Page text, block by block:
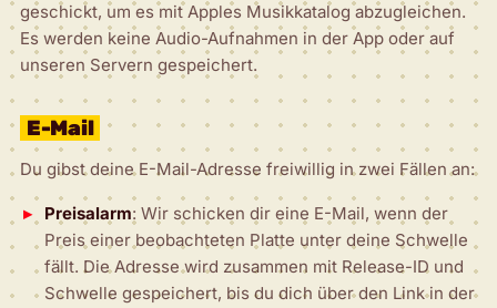
geschickt, um es mit Apples Musikkatalog abzugleichen.
Es werden keine Audio-Aufnahmen in der App oder auf
unseren Servern gespeichert.
E-Mail
Du gibst deine E-Mail-Adresse freiwillig in zwei Fällen an:
Preisalarm: Wir schicken dir eine E-Mail, wenn der
Preis einer beobachteten Platte unter deine Schwelle
fällt. Die Adresse wird zusammen mit Release-ID und
Schwelle gespeichert, bis du dich über den Link in der